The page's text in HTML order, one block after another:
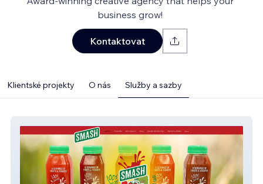
business grow!
Kontaktovat
Klientské projekty O nás Služby a sazby